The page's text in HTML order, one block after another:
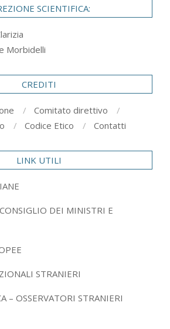
SCIENTIFICA:
Morbidelli
CREDITI
Comitato direttivo
Codice Etico Contatti
LINK UTILI
DEI MINISTRI E
STRANIERI
– OSSERVATORI STRANIERI